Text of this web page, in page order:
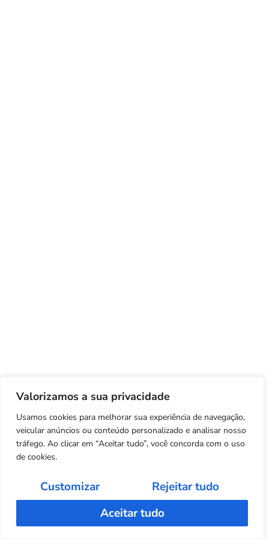
Valorizamos a sua privacidade
Usamos cookies para melhorar sua experiência de navegação,
veicular anúncios ou conteúdo personalizado e analisar nosso
tráfego. Ao clicar em “Aceitar tudo”, você concorda com o uso
de cookies.
Customizar
Rejeitar tudo
Aceitar tudo